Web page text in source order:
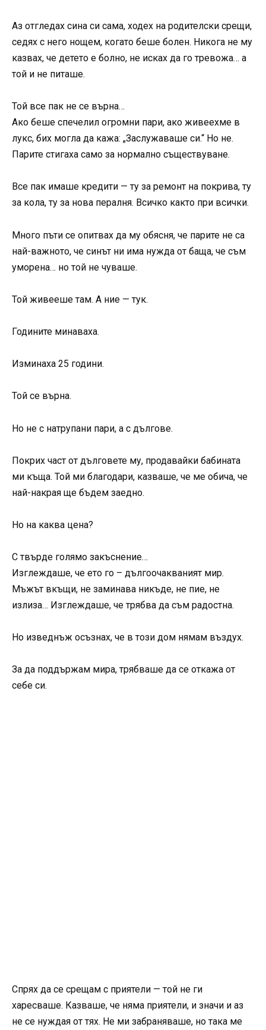
Аз отгледах сина си сама, ходех на родителски срещи,
седях с него нощем, когато беше болен. Никога не му
казвах, че детето е болно, не исках да го тревожа… а
той и не питаше.
Той все пак не се върна…
Ако беше спечелил огромни пари, ако живеехме в
лукс, бих могла да кажа: „Заслужаваше си.“ Но не.
Парите стигаха само за нормално съществуване.
Все пак имаше кредити — ту за ремонт на покрива, ту
за кола, ту за нова пералня. Всичко както при всички.
Много пъти се опитвах да му обясня, че парите не са
най-важното, че синът ни има нужда от баща, че съм
уморена… но той не чуваше.
Той живееше там. А ние — тук.
Годините минаваха.
Изминаха 25 години.
Той се върна.
Но не с натрупани пари, а с дългове.
Покрих част от дълговете му, продавайки бабината
ми къща. Той ми благодари, казваше, че ме обича, че
най-накрая ще бъдем заедно.
Но на каква цена?
С твърде голямо закъснение…
Изглеждаше, че ето го – дългоочакваният мир.
Мъжът вкъщи, не заминава никъде, не пие, не
излиза… Изглеждаше, че трябва да съм радостна.
Но изведнъж осъзнах, че в този дом нямам въздух.
За да поддържам мира, трябваше да се откажа от
себе си.
Спрях да се срещам с приятели — той не ги
харесваше. Казваше, че няма приятели, и значи и аз
не се нуждая от тях. Не ми забраняваше, но така ме